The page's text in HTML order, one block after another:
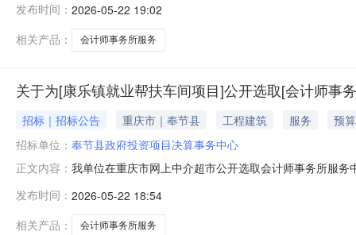
峡特色小镇建设项目EPC进行竣工财务决算审核。通过
财务管理情况、预算执行情况,交
发布时间： 2026-05-22 19:02
相关产品：
会计师事务所服务
关于为[康乐镇就业帮扶车间项目]公开选取[会计师事
招标｜招标公告 重庆市｜奉节县 工程建筑 服务
预
招标单位： 奉节县政府投资项目决算事务中心
正文内容： 我单位在重庆市网上中介超市公开选取会计师事务所服
财务决算审核。通过对该工程竣工财务决算编制的真实
使用资产情况以及工程价款结算情况
发布时间： 2026-05-22 18:54
相关产品：
会计师事务所服务